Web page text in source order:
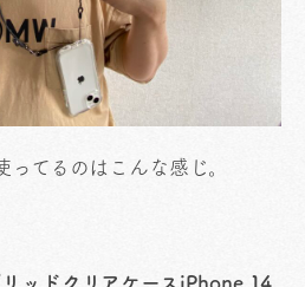
ってるのはこんな感じ。
ッドクリアケースiPhone 14